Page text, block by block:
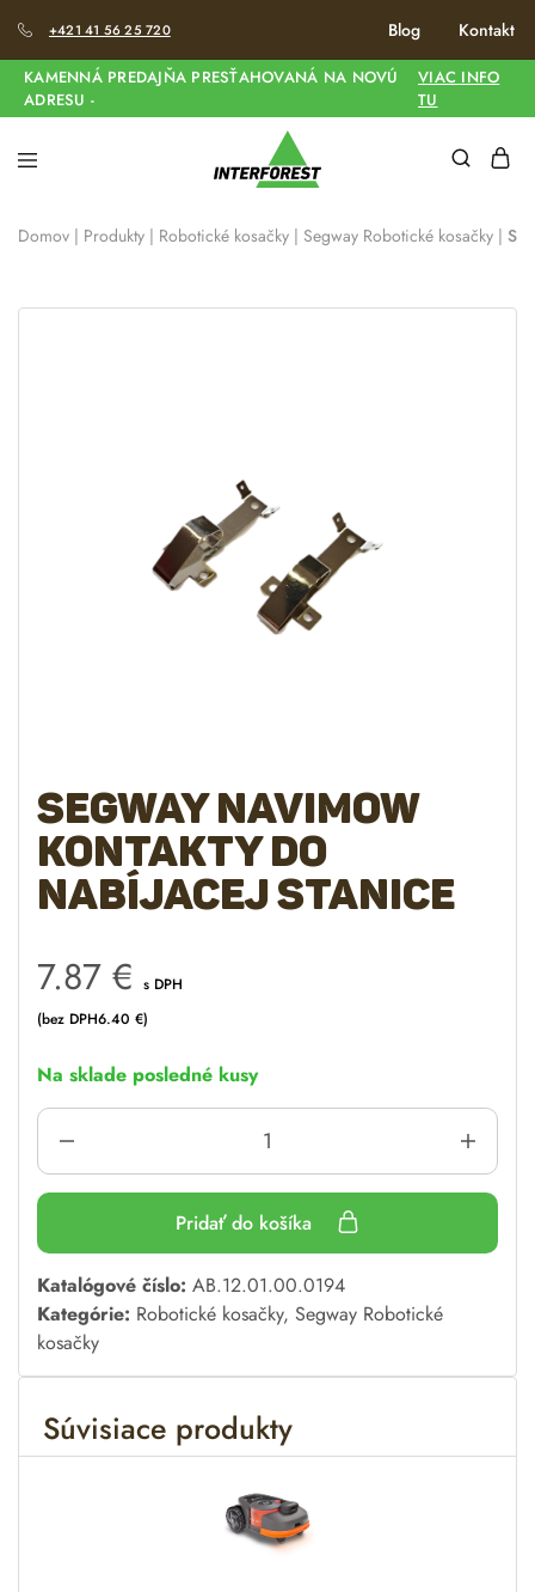
+421 41 56 25 720 Blog Kontakt
KAMENNÁ PREDAJŇA PRESŤAHOVANÁ NA NOVÚ
ADRESU -
VIAC INFO
TU
Domov | Produkty | Robotické kosačky | Segway Robotické kosačky |
Segway Navimow
kontakty do
nabíjacej stanice
7.87 € s DPH
(bez DPH6.40 €)
Na sklade posledné kusy
Pridať do košíka
A
l
t
e
n
a
Katalógové číslo: AB.12.01.00.0194
Kategórie: Robotické kosačky, Segway Robotické
kosačky
Súvisiace produkty